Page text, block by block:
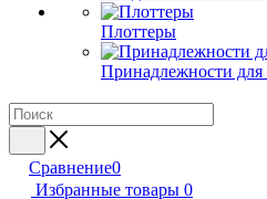
Плоттеры
Принадлежности для
Сравнение0
Избранные товары 0